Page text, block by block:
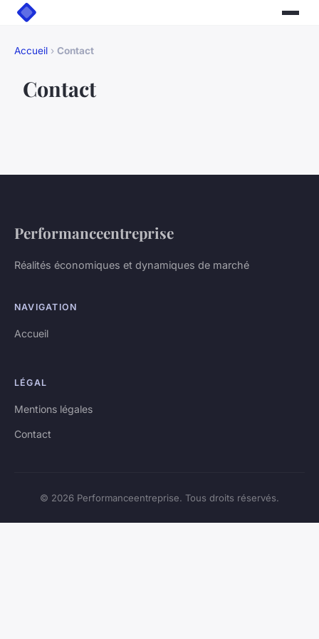
Accueil › Contact
Contact
Performanceentreprise
Réalités économiques et dynamiques de marché
NAVIGATION
Accueil
LÉGAL
Mentions légales
Contact
© 2026 Performanceentreprise. Tous droits réservés.